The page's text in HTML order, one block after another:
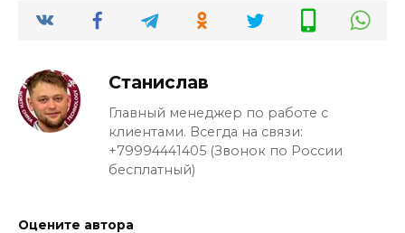
Станислав
Главный менеджер по работе с
клиентами. Всегда на связи:
+79994441405 (Звонок по России
бесплатный)
Оцените автора